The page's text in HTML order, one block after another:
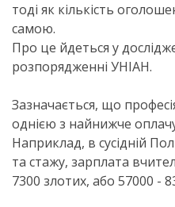
тоді як кількість
самою.
Про це йдеться у
розпорядженні УНІАН.
Зазначається, що
однією з найнижче
Наприклад, в сусідній
та стажу, зарплата
7300 злотих, або 57000 -